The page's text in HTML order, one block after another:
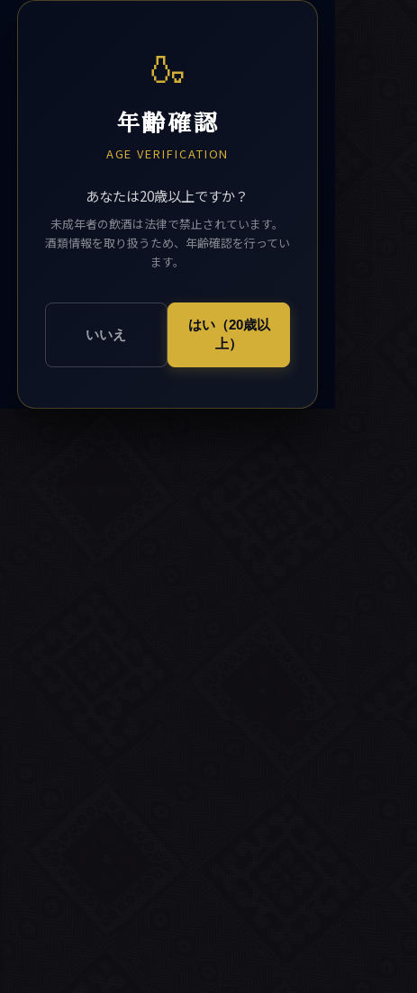
🍶
年齢確認
AGE VERIFICATION
あなたは20歳以上ですか？
未成年者の飲酒は法律で禁止されています。
酒類情報を取り扱うため、年齢確認を行ってい
ます。
いいえ
はい（20歳以
上）